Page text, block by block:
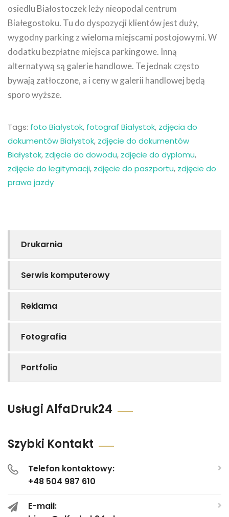
osiedlu Białostoczek leży nieopodal centrum
Białegostoku. Tu do dyspozycji klientów jest duży,
wygodny parking z wieloma miejscami postojowymi. W
dodatku bezpłatne miejsca parkingowe. Inną
alternatywą są galerie handlowe. Te jednak często
bywają zatłoczone, a i ceny w galerii handlowej będą
sporo wyższe.
Tags: foto Białystok, fotograf Białystok, zdjęcia do
dokumentów Białystok, zdjęcie do dokumentów
Białystok, zdjęcie do dowodu, zdjęcie do dyplomu,
zdjęcie do legitymacji, zdjęcie do paszportu, zdjęcie do
prawa jazdy
Drukarnia
Serwis komputerowy
Reklama
Fotografia
Portfolio
Usługi AlfaDruk24
Szybki Kontakt
Telefon kontaktowy:
+48 504 987 610
E-mail: